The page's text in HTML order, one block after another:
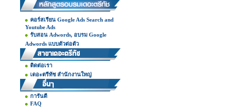
คอร์สเรียน Google Ads Search and
Youtube Ads
รับสอน Adwords, อบรม Google
Adwords แบบตัวต่อตัว
ติดต่อเรา
เดอะตรีทัช สำนักงานใหญ่
การันตี
FAQ